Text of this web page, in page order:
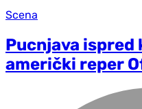
Scena
Pucnjava ispred
američki reper